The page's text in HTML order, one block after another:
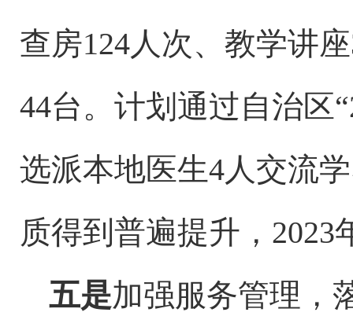
查房124人次、教学讲
44台。计划通过自治区
选派本地医生4人交流
质得到普遍提升，
五是加强服务管理，